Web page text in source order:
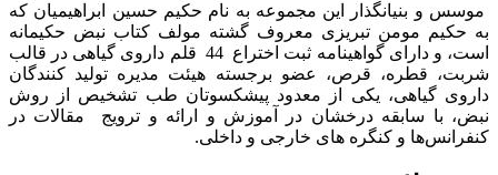
موسس و بنیانگذار این مجموعه به نام حکیم حسین ابراهیمیان که
به حکیم مومن تبریزی معروف گشته مولف کتاب نبض حکیمانه
است، و دارای گواهینامه ثبت اختراع 44 قلم داروی گیاهی در قالب
شربت، قطره، قرص، عضو برجسته هیئت مدیره تولید کنندگان
داروی گیاهی، یکی از معدود پیشکسوتان طب تشخیص از روش
نبض، با سابقه درخشان در آموزش و ارائه و ترویج مقالات در
کنفرانس‌ها و کنگره های خارجی و داخلی.